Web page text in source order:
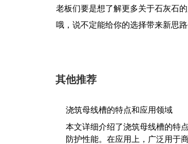
老板们要是想了解更多关于石灰石
哦，说不定能给你的选择带来新思
其他推荐
浇筑母线槽的特点和应用领域
本文详细介绍了浇筑母线槽的特
防护性能。在应用上，广泛用于